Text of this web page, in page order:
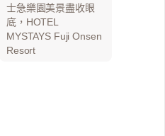
士急樂園美景盡收眼
底，HOTEL
MYSTAYS Fuji Onsen
Resort